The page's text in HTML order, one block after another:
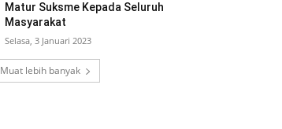
Matur Suksme Kepada Seluruh
Masyarakat
Selasa, 3 Januari 2023
Muat lebih banyak